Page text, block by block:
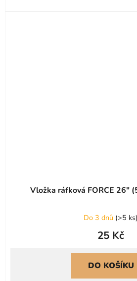
Vložka ráfková FORCE 26"
Do 3 dnů (>5 ks)
25 Kč
DO KOŠÍKU